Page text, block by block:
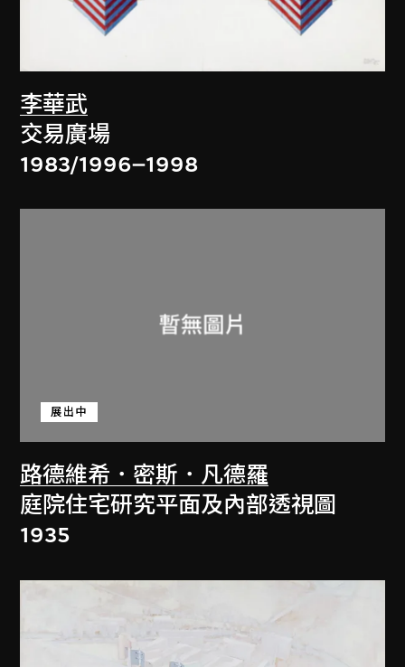
李華武
交易廣場
1983/1996–1998
路德維希．密斯．凡德羅
展出中
庭院住宅研究平面及內部透視圖
1935